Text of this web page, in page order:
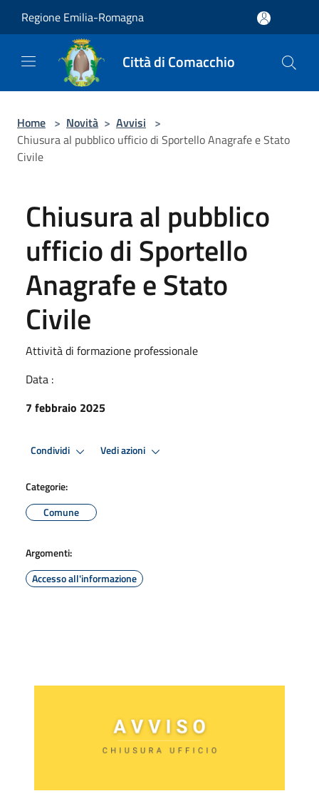
Regione Emilia-Romagna
Città di Comacchio
Home > Novità > Avvisi >
Chiusura al pubblico ufficio di Sportello Anagrafe e Stato
Civile
Chiusura al pubblico
ufficio di Sportello
Anagrafe e Stato
Civile
Attività di formazione professionale
Data :
7 febbraio 2025
Condividi Vedi azioni
Categorie:
Comune
Argomenti:
Accesso all'informazione